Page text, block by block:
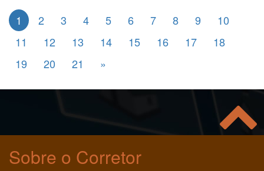
1 2 3 4 5 6 7 8 9
10
11
12 13 14 15 16 17
18
19
20 21 »
Sobre o Corretor